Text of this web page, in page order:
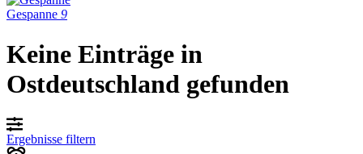
Gespanne 9
Keine Einträge in
Ostdeutschland gefunden
Ergebnisse filtern